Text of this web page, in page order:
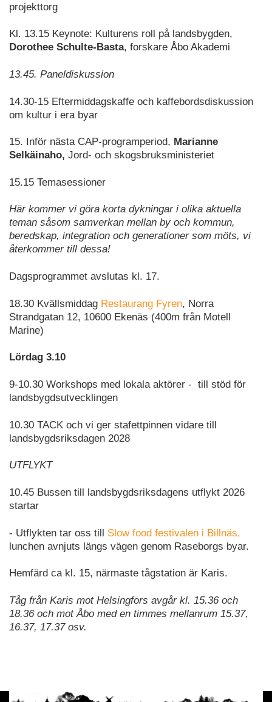
projekttorg
Kl. 13.15 Keynote: Kulturens roll på landsbygden,
Dorothee Schulte-Basta, forskare Åbo Akademi
13.45. Paneldiskussion
14.30-15 Eftermiddagskaffe och kaffebordsdiskussion
om kultur i era byar
15. Inför nästa CAP-programperiod, Marianne
Selkäinaho, Jord- och skogsbruksministeriet
15.15 Temasessioner
Här kommer vi göra korta dykningar i olika aktuella
teman såsom samverkan mellan by och kommun,
beredskap, integration och generationer som möts, vi
återkommer till dessa!
Dagsprogrammet avslutas kl. 17.
18.30 Kvällsmiddag Restaurang Fyren, Norra
Strandgatan 12, 10600 Ekenäs (400m från Motell
Marine)
Lördag 3.10
9-10.30 Workshops med lokala aktörer - till stöd för
landsbygdsutvecklingen
10.30 TACK och vi ger stafettpinnen vidare till
landsbygdsriksdagen 2028
UTFLYKT
10.45 Bussen till landsbygdsriksdagens utflykt 2026
startar
- Utflykten tar oss till Slow food festivalen i Billnäs,
lunchen avnjuts längs vägen genom Raseborgs byar.
Hemfärd ca kl. 15, närmaste tågstation är Karis.
Tåg från Karis mot Helsingfors avgår kl. 15.36 och
18.36 och mot Åbo med en timmes mellanrum 15.37,
16.37, 17.37 osv.